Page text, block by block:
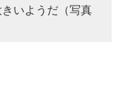
いようだ（写真